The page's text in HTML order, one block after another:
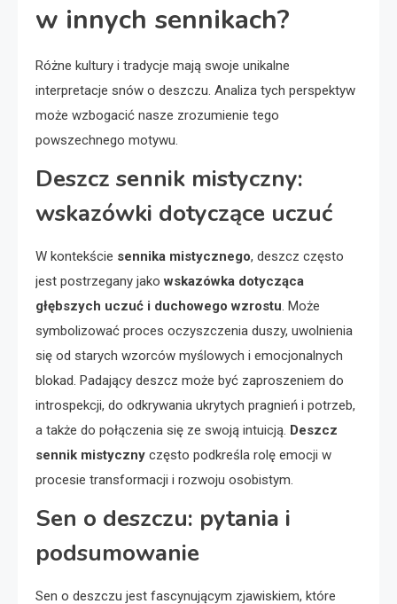
w innych sennikach?
Różne kultury i tradycje mają swoje unikalne
interpretacje snów o deszczu. Analiza tych perspektyw
może wzbogacić nasze zrozumienie tego
powszechnego motywu.
Deszcz sennik mistyczny:
wskazówki dotyczące uczuć
W kontekście sennika mistycznego, deszcz często
jest postrzegany jakowskazówka dotycząca
głębszych uczuć i duchowego wzrostu. Może
symbolizować proces oczyszczenia duszy, uwolnienia
się od starych wzorców myślowych i emocjonalnych
blokad. Padający deszcz może być zaproszeniem do
introspekcji, do odkrywania ukrytych pragnień i potrzeb,
a także do połączenia się ze swoją intuicją. Deszcz
sennik mistyczny często podkreśla rolę emocji w
procesie transformacji i rozwoju osobistym.
Sen o deszczu: pytania i
podsumowanie
Sen o deszczu jest fascynującym zjawiskiem, które